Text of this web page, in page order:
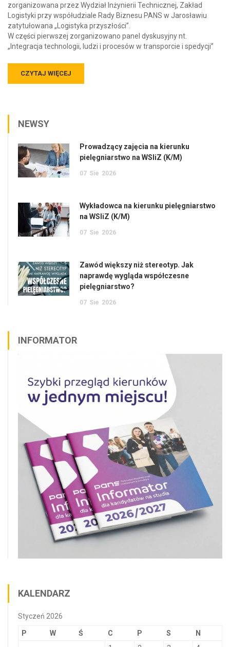
zorganizowana przez Wydział Inżynierii Technicznej, Zakład
Logistyki przy współudziale Rady Biznesu PANS w Jarosławiu
zatytułowana „Logistyka przyszłości”.
W części pierwszej zorganizowano panel dyskusyjny nt.
„Integracja technologii, ludzi i procesów w transporcie i spedycji”
CZYTAJ WIĘCEJ
NEWSY
Prowadzący zajęcia na kierunku
pielęgniarstwo na WSIiZ (K/M)
07 Sie 2026
Wykładowca na kierunku pielęgniarstwo
na WSIiZ (K/M)
07 Sie 2026
Zawód większy niż stereotyp. Jak
naprawdę wygląda współczesne
pielęgniarstwo?
07 Sie 2026
INFORMATOR
KALENDARZ
Styczeń 2026
P W Ś C P S
N